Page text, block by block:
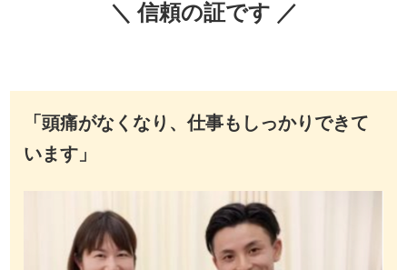
＼ 信頼の証です ／
「頭痛がなくなり、仕事もしっかりできて
います」